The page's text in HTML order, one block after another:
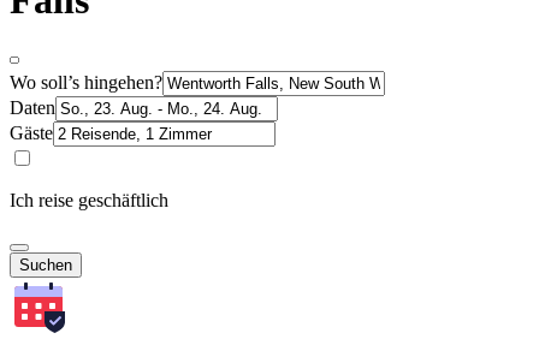
Wo soll’s hingehen?
Daten
Gäste
Ich reise geschäftlich
Suchen